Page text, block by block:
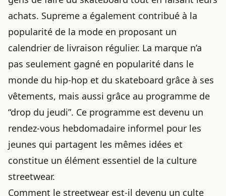
achats. Supreme a également contribué à la
popularité de la mode en proposant un
calendrier de livraison régulier. La marque n’a
pas seulement gagné en popularité dans le
monde du hip-hop et du skateboard grâce à ses
vêtements, mais aussi grâce au programme de
“drop du jeudi”. Ce programme est devenu un
rendez-vous hebdomadaire informel pour les
jeunes qui partagent les mêmes idées et
constitue un élément essentiel de la culture
streetwear.
Comment le streetwear est-il devenu un culte